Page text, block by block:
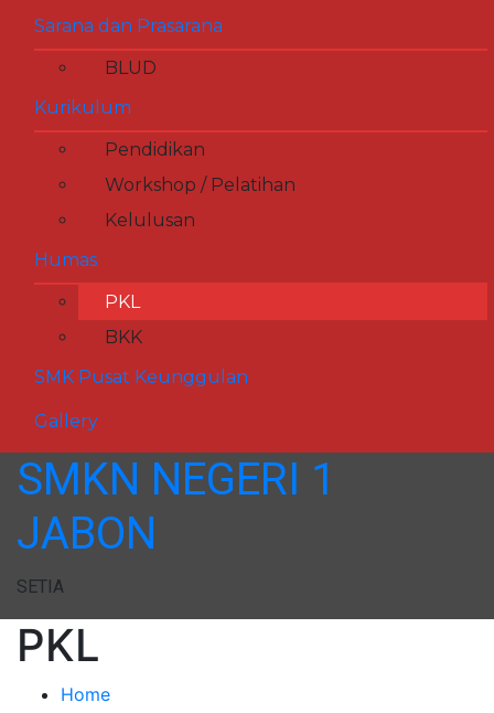
Sarana dan Prasarana
BLUD
Kurikulum
Pendidikan
Workshop / Pelatihan
Kelulusan
Humas
PKL
BKK
SMK Pusat Keunggulan
Gallery
SMKN NEGERI 1
JABON
SETIA
PKL
Home